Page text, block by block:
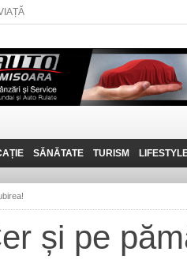
SĂNĂTATE TURISM
PRIN MUNȚII
FANTASTICUL
și pe